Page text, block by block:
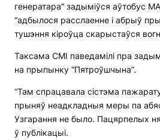
генератара” задыміўся аўтобус
“адбылося расслаенне і абрыў
тушэння кіроўца скарыстаўся
Таксама СМІ паведамілі пра
на прыпынку “Пятроўшчына”.
“Там спрацавала сістэма
прыняў неадкладныя меры па
Узгарання не было. Пацярпелых
ў публікацыі.